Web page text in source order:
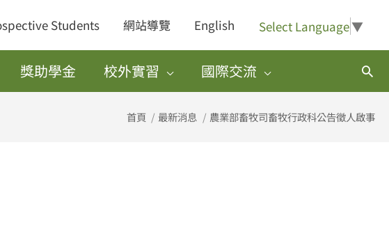
Students 網站導覽 English Select Language▼
獎助學金 校外實習 國際交流
搜
尋
首頁 最新消息 農業部畜牧司畜牧行政科公告徵人啟事